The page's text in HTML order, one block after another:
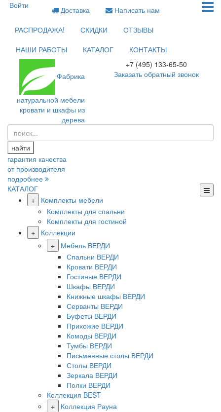
Войти Доставка
Написать нам
РАСПРОДАЖА!
СКИДКИ
ОТЗЫВЫ
НАШИ РАБОТЫ
КАТАЛОГ КОНТАКТЫ
Фабрика
натуральной мебели
кровати и шкафы из
дерева
+7 (495) 133-65-50
Заказать обратный звонок
найти
гарантия качества
от производителя
подробнее
КАТАЛОГ
+
Комплекты мебели
Комплекты для спальни
Комплекты для гостиной
+
Коллекции
+
Мебель ВЕРДИ
Спальни ВЕРДИ
Кровати ВЕРДИ
Гостиные ВЕРДИ
Шкафы ВЕРДИ
Книжные шкафы ВЕРДИ
Серванты ВЕРДИ
Буфеты ВЕРДИ
Прихожие ВЕРДИ
Комоды ВЕРДИ
Тумбы ВЕРДИ
Письменные столы ВЕРДИ
Столы ВЕРДИ
Зеркала ВЕРДИ
Полки ВЕРДИ
Коллекция BEST
+
Коллекция Рауна